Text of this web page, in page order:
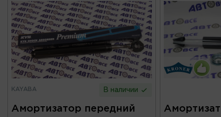
KAYABA В наличии
Амортизатор передний